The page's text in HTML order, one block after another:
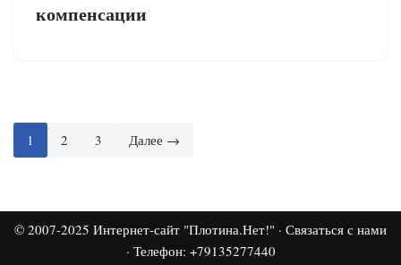
компенсации
1 2 3 Далее →
© 2007-2025 Интернет-сайт "Плотина.Нет!" · Связаться с нами
· Телефон: +79135277440